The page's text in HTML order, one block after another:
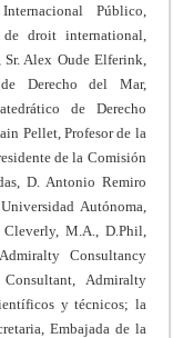
Público,
droit international,
Alex Oude Elferink,
Derecho del Mar,
de Derecho
Pellet, Profesor de la
de la Comisión
D. Antonio Remiro
Autónoma,
M.A., D.Phil,
Consultancy
Admiralty
y técnicos; la
Embajada de la